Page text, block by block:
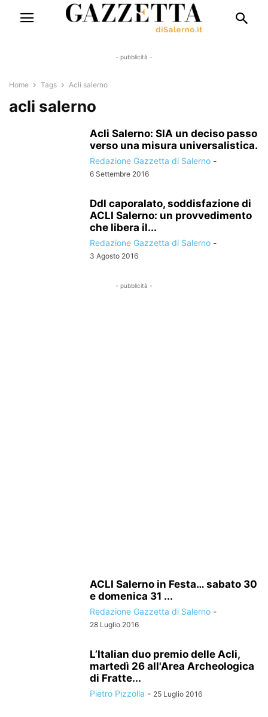
- pubblicità -
Home Tags Acli salerno
acli salerno
Acli Salerno: SIA un deciso passo
verso una misura universalistica.
Redazione Gazzetta di Salerno -
6 Settembre 2016
Ddl caporalato, soddisfazione di
ACLI Salerno: un provvedimento
che libera il...
Redazione Gazzetta di Salerno -
3 Agosto 2016
- pubblicità -
ACLI Salerno in Festa… sabato 30
e domenica 31 ...
Redazione Gazzetta di Salerno -
28 Luglio 2016
L’Italian duo premio delle Acli,
martedì 26 all'Area Archeologica
di Fratte...
Pietro Pizzolla - 25 Luglio 2016